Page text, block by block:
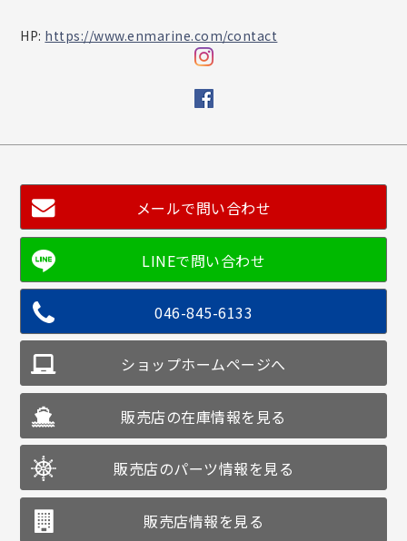
HP: https://www.enmarine.com/contact
メールで問い合わせ
046-845-6133
ショップホームページへ
販売店の在庫情報を見る
販売店のパーツ情報を見る
販売店情報を見る